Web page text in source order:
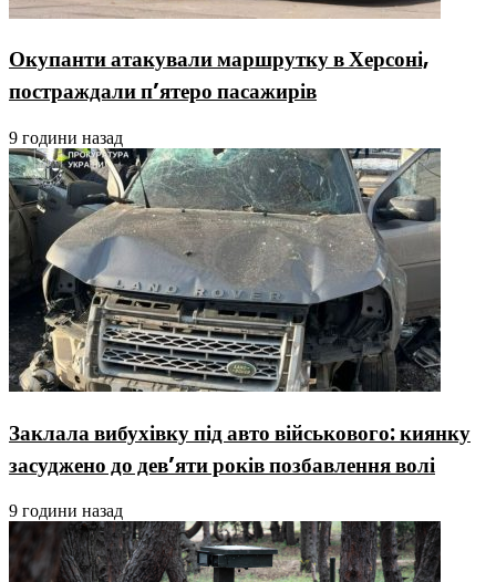
Окупанти атакували маршрутку в Херсоні,
постраждали п’ятеро пасажирів
9 години назад
Заклала вибухівку під авто військового: киянку
засуджено до дев’яти років позбавлення волі
9 години назад